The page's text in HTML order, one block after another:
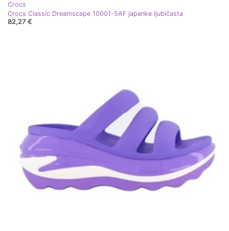
Crocs
Crocs Classic Dreamscape 10001-5AF japanke ljubičasta
82,27 €